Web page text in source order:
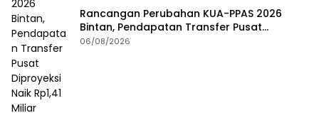
Rancangan Perubahan KUA-PPAS 2026
Bintan, Pendapatan Transfer Pusat
Diproyeksi Naik Rp1,41 Miliar
06/08/2026